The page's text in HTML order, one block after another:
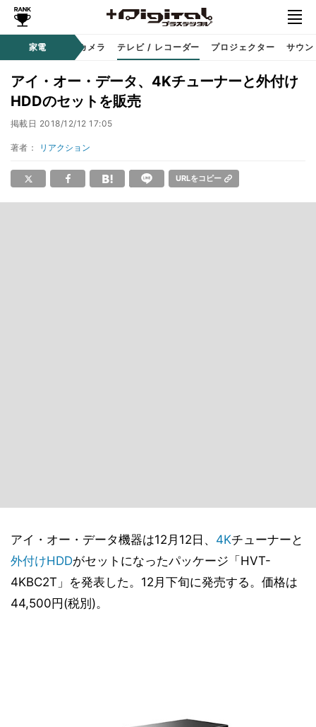
家電 カメラ テレビ / レコーダー プロジェクター サウ
アイ・オー・データ、4Kチューナーと外付け
HDDのセットを販売
掲載日 2018/12/12 17:05
著者： リアクション
URLをコピー
アイ・オー・データ機器は12月12日、 4Kチューナーと
外付けHDDがセットになったパッケージ「HVT-
4KBC2T」を発表した。12月下旬に発売する。価格は
44,500円(税別)。